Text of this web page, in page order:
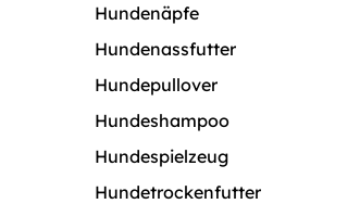
Hundenäpfe
Hundenassfutter
Hundepullover
Hundeshampoo
Hundespielzeug
Hundetrockenfutter